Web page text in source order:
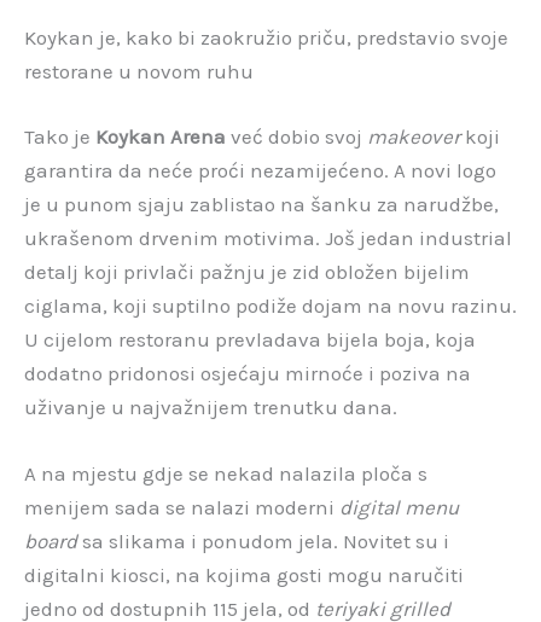
Koykan je, kako bi zaokružio priču, predstavio svoje
restorane u novom ruhu
Tako je Koykan Arena već dobio svoj makeoverkoji
garantira da neće proći nezamijećeno. A novi logo
je u punom sjaju zablistao na šanku za narudžbe,
ukrašenom drvenim motivima. Još jedan industrial
detalj koji privlači pažnju je zid obložen bijelim
ciglama, koji suptilno podiže dojam na novu razinu.
U cijelom restoranu prevladava bijela boja, koja
dodatno pridonosi osjećaju mirnoće i poziva na
uživanje u najvažnijem trenutku dana.
A na mjestu gdje se nekad nalazila ploča s
menijem sada se nalazi moderni digital menu
boardsa slikama i ponudom jela. Novitet su i
digitalni kiosci, na kojima gosti mogu naručiti
jedno od dostupnih 115 jela, od teriyaki grilled